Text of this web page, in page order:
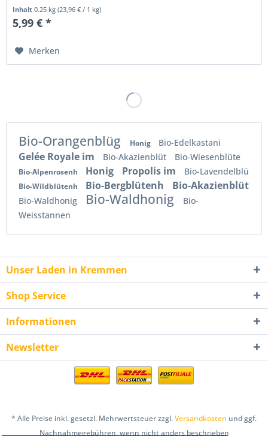
Inhalt0.25 kg(23,96 € / 1 kg)
5,99 € *
Merken
Bio-Orangenblüg Honig Bio-Edelkastani
Gelée Royale im Bio-Akazienblüt Bio-Wiesenblüte
Bio-Alpenrosenh Honig Propolis im Bio-Lavendelblü
Bio-Wildblütenh Bio-Bergblütenh Bio-Akazienblüt
Bio-Waldhonig Bio-Waldhonig
Bio-
Weisstannen
Unser Laden in Kremmen
Shop Service
Informationen
Newsletter
* Alle Preise inkl. gesetzl. Mehrwertsteuer zzgl.Versandkosten und ggf.
Nachnahmegebühren, wenn nicht anders beschrieben